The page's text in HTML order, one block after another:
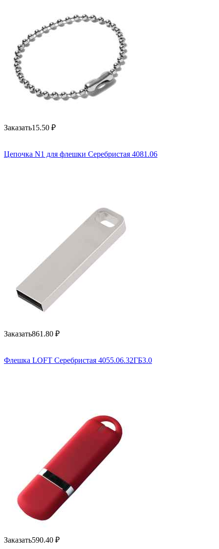
Заказать15.50 ₽
Цепочка N1 для флешки Серебристая 4081.06
Заказать861.80 ₽
Флешка LOFT Серебристая 4055.06.32ГБ3.0
Заказать590.40 ₽